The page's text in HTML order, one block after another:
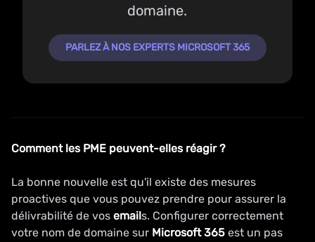
domaine.
PARLEZ À NOS EXPERTS MICROSOFT 365
Comment les PME peuvent-elles réagir ?
La bonne nouvelle est qu'il existe des mesures
proactives que vous pouvez prendre pour assurer la
délivrabilité de vos emails. Configurer correctement
votre nom de domaine sur Microsoft 365 est un pas